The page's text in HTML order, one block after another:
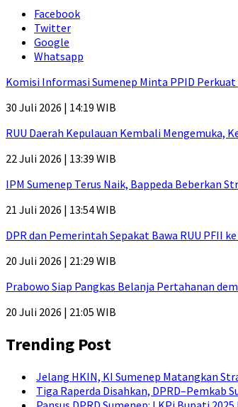
Facebook
Twitter
Google
Whatsapp
Komisi Informasi Sumenep Minta PPID
30 Juli 2026 | 14:19 WIB
RUU Daerah Kepulauan Kembali Mengemuka,
22 Juli 2026 | 13:39 WIB
IPM Sumenep Terus Naik, Bappeda Beberkan
21 Juli 2026 | 13:54 WIB
DPR dan Pemerintah Sepakat Bawa RUU PFII
20 Juli 2026 | 21:29 WIB
Prabowo Siap Pangkas Belanja Pertahanan
20 Juli 2026 | 21:05 WIB
Trending Post
Jelang HKIN, KI Sumenep Matangkan
Tiga Raperda Disahkan, DPRD–Pemkab